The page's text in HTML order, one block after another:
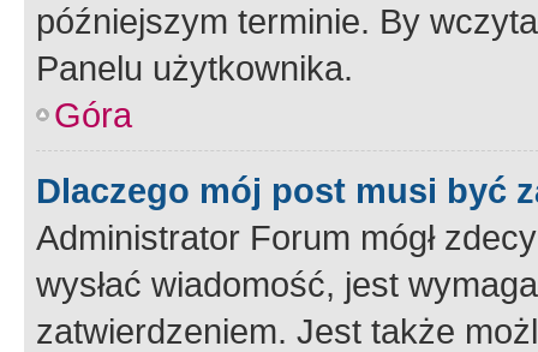
późniejszym terminie. By
Panelu użytkownika.
Góra
Dlaczego mój post musi być
Administrator Forum mógł
wysłać wiadomość, jest
zatwierdzeniem. Jest także